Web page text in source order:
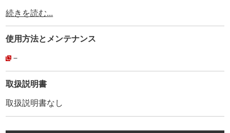
使用されています。
その為、耐久性、品質は折り紙付きです。
弊社が【工具の設計を合わせているメーカー】ですので、
【打棒と金具が合わないトラブル】がありません。
安心してご利用頂けます。
弊社販売品は【CROWN】の【正規品】です。
このクオリティーを維持し続けて、お客様に愛され続けて
いる理由です。
続きを読む...
使用方法と メンテナンス
－
取扱説明書
取扱説明書なし